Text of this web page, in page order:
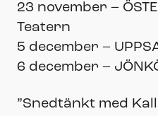
23 november –
Teatern
5 december –
6 december –
”Snedtänkt med